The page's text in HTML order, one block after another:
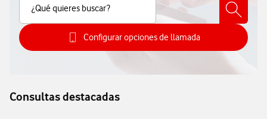
¿Qué quieres buscar?
Buscar Contenido
Configurar opciones de llamada
Cómo gestionar opciones de
Consultas destacadas